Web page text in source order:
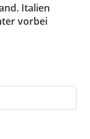
Italien
vorbei